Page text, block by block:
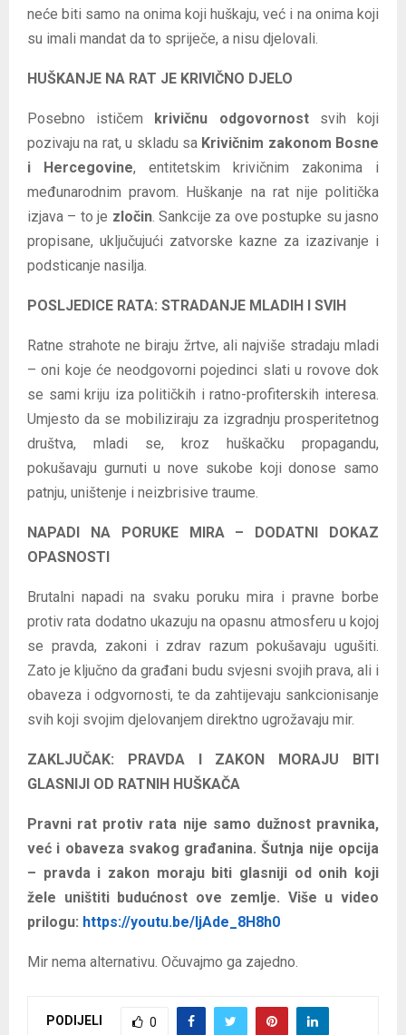
neće biti samo na onima koji huškaju, već i na onima koji
su imali mandat da to spriječe, a nisu djelovali.
HUŠKANJE NA RAT JE KRIVIČNO DJELO
Posebno ističem krivičnu odgovornostsvih koji
pozivaju na rat, u skladu sa Krivičnim zakonom Bosne
i Hercegovine, entitetskim krivičnim zakonima i
međunarodnim pravom. Huškanje na rat nije politička
izjava – to je zločin. Sankcije za ove postupke su jasno
propisane, uključujući zatvorske kazne za izazivanje i
podsticanje nasilja.
POSLJEDICE RATA: STRADANJE MLADIH I SVIH
Ratne strahote ne biraju žrtve, ali najviše stradaju mladi
– oni koje će neodgovorni pojedinci slati u rovove dok
se sami kriju iza političkih i ratno-profiterskih interesa.
Umjesto da se mobiliziraju za izgradnju prosperitetnog
društva, mladi se, kroz huškačku propagandu,
pokušavaju gurnuti u nove sukobe koji donose samo
patnju, uništenje i neizbrisive traume.
NAPADI NA PORUKE MIRA – DODATNI DOKAZ
OPASNOSTI
Brutalni napadi na svaku poruku mira i pravne borbe
protiv rata dodatno ukazuju na opasnu atmosferu u kojoj
se pravda, zakoni i zdrav razum pokušavaju ugušiti.
Zato je ključno da građani budu svjesni svojih prava, ali i
obaveza i odgvornosti, te da zahtijevaju sankcionisanje
svih koji svojim djelovanjem direktno ugrožavaju mir.
ZAKLJUČAK: PRAVDA I ZAKON MORAJU BITI
GLASNIJI OD RATNIH HUŠKAČA
Pravni rat protiv rata nije samo dužnost pravnika,
već i obaveza svakog građanina. Šutnja nije opcija
– pravda i zakon moraju biti glasniji od onih koji
žele uništiti budućnost ove zemlje. Više u video
prilogu: https://youtu.be/ljAde_8H8h0
Mir nema alternativu. Očuvajmo ga zajedno.
PODIJELI 0